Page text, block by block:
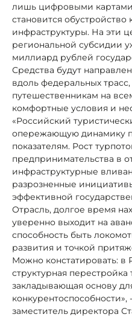
лишь цифровыми
становится
инфраструктуры. На эти
региональной субсидии
миллиард рублей
Средства будут
вдоль федеральных трасс,
путешественникам на
комфортные условия и
«Российский
опережающую динамику
показателям. Рост
предпринимательства в
инфраструктурные
разрозненные
эффективной
Отрасль, долгое время
уверенно выходит на
способность быть
развития и точкой
Можно констатировать: в
структурная перестройка
закладывающая основу
заместитель директора